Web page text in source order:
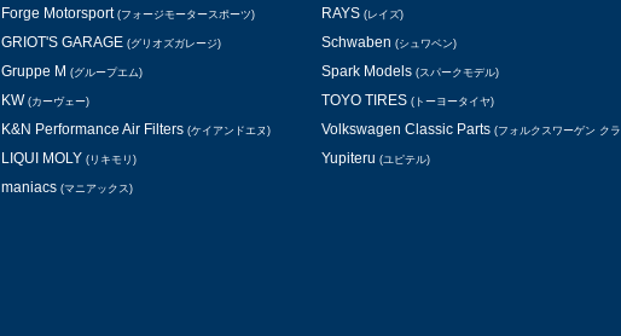
Forge Motorsport (フォージモータースポーツ)
GRIOT'S GARAGE (グリオズガレージ)
Gruppe M (グループエム)
KW (カーヴェー)
K&N Performance Air Filters (ケイアンドエヌ)
LIQUI MOLY (リキモリ)
maniacs (マニアックス)
RAYS (レイズ)
Schwaben (シュワベン)
Spark Models (スパークモデル)
TOYO TIRES (トーヨータイヤ)
Volkswagen Classic Parts (フォルクスワーゲン ク
Yupiteru (ユピテル)